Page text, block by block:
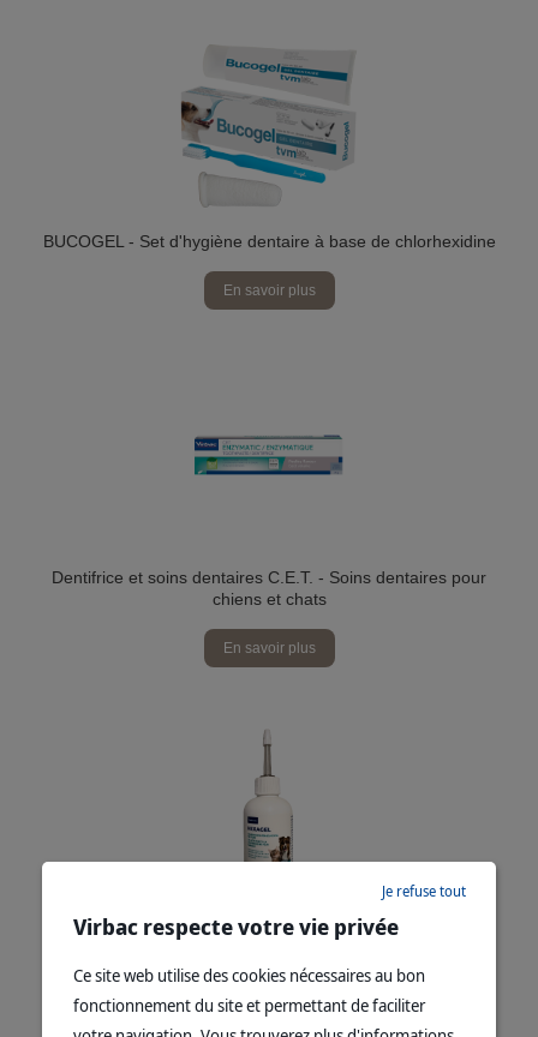
BUCOGEL - Set d'hygiène dentaire à base de chlorhexidine
En savoir plus
Dentifrice et soins dentaires C.E.T. - Soins dentaires pour
chiens et chats
En savoir plus
HEXAGEL - Gel de nettoyage pour animaux à base de
En savoir plus
Virbac respecte votre vie privée
Ce site web utilise des cookies nécessaires au bon
fonctionnement du site et permettant de faciliter
Je refuse tout